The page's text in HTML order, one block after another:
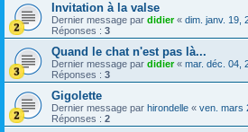
Invitation à la valse
Dernier message par didier« dim. janv. 19,
Réponses : 3
Quand le chat n'est pas là...
Dernier message par didier« mar. déc. 04,
Réponses : 3
Gigolette
Dernier message par hirondelle « ven. mars
Réponses : 2